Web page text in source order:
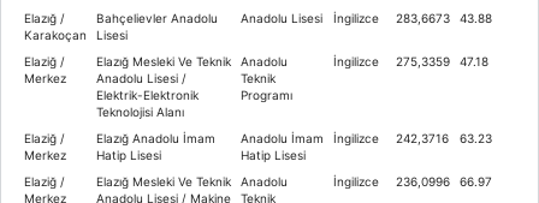
Elazığ /
Karakoçan
Bahçelievler Anadolu
Lisesi
Anadolu Lisesi İngilizce 283,6673 43.88
Elaziğ /
Merkez
Elazığ Mesleki Ve Teknik
Anadolu Lisesi /
Elektrik-Elektronik
Teknolojisi Alanı
Anadolu
Teknik
Programı
İngilizce 275,3359 47.18
Elaziğ /
Merkez
Elazığ Anadolu İmam
Hatip Lisesi
Anadolu İmam
Hatip Lisesi
İngilizce 242,3716 63.23
Elaziğ /
Merkez
Elazığ Mesleki Ve Teknik
Anadolu Lisesi / Makine
Anadolu
Teknik
İngilizce 236,0996 66.97